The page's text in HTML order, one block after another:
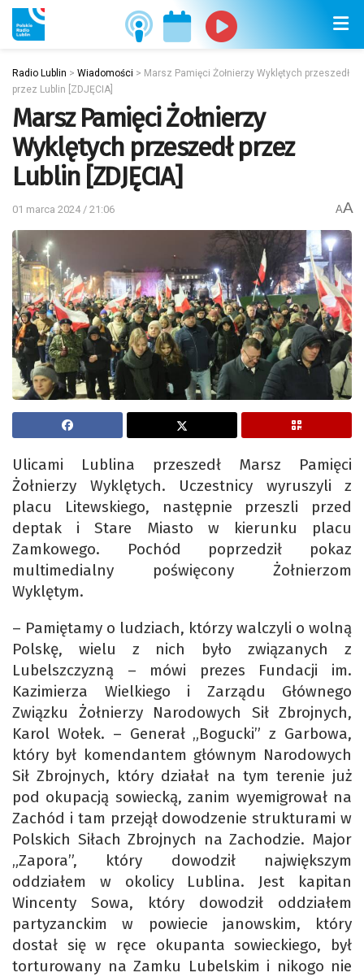
Radio Lublin > Wiadomości > Marsz Pamięci Żołnierzy Wyklętych przeszedł
przez Lublin [ZDJĘCIA]
Marsz Pamięci Żołnierzy
Wyklętych przeszedł przez
Lublin [ZDJĘCIA]
01 marca 2024 / 21:06 AA
Ulicami Lublina przeszedł Marsz Pamięci
Żołnierzy Wyklętych. Uczestnicy wyruszyli z
placu Litewskiego, następnie przeszli przed
deptak i Stare Miasto w kierunku placu
Zamkowego. Pochód poprzedził pokaz
multimedialny poświęcony Żołnierzom
Wyklętym.
– Pamiętamy o ludziach, którzy walczyli o wolną
Polskę, wielu z nich było związanych z
Lubelszczyzną – mówi prezes Fundacji im.
Kazimierza Wielkiego i Zarządu Głównego
Związku Żołnierzy Narodowych Sił Zbrojnych,
Karol Wołek. – Generał „Bogucki” z Garbowa,
który był komendantem głównym Narodowych
Sił Zbrojnych, który działał na tym terenie już
pod okupacją sowiecką, zanim wyemigrował na
Zachód i tam przejął dowodzenie strukturami w
Polskich Siłach Zbrojnych na Zachodzie. Major
„Zapora”, który dowodził największym
oddziałem w okolicy Lublina. Jest kapitan
Wincenty Sowa, który dowodził oddziałem
partyzanckim w powiecie janowskim, który
dostał się w ręce okupanta sowieckiego, był
torturowany na Zamku Lubelskim i nikogo nie